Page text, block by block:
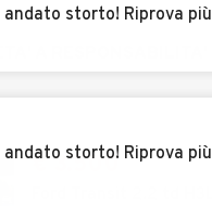
€ 3.500
andato storto! Riprova più
andato storto! Riprova più